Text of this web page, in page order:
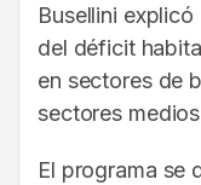
Busellini
del déficit
en sectores de
sectores
El programa se